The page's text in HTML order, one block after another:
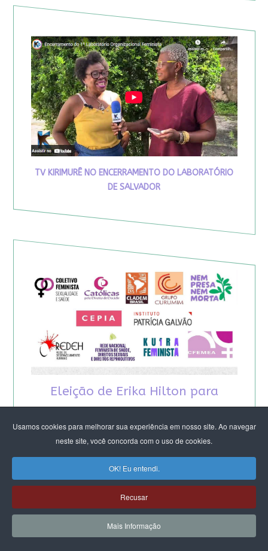
Usamos cookies para melhorar sua experiência em nosso site. Ao navegar
neste site, você concorda com o uso de cookies.
OK! Eu entendi.
Recusar
Mais Informação
TV KIRIMURÊ NO ENCERRAMENTO DO LABORATÓRIO
DE SALVADOR
Eleição de Erika Hilton para
Mulher é um fato importante
para a democracia